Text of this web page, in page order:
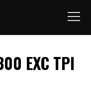
EXC TPI